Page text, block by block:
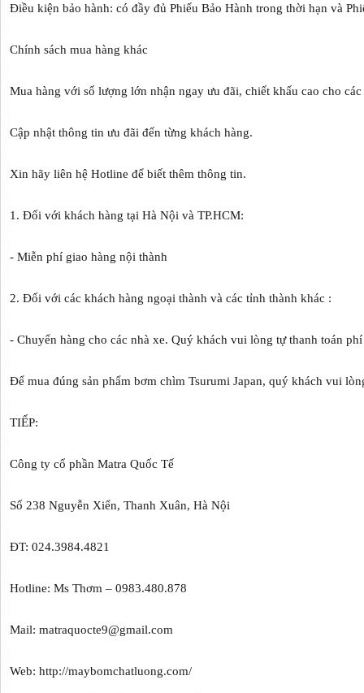
Điều kiện bảo hành: có đầy đủ Phiếu Bảo Hành trong thời hạn và
Chính sách mua hàng khác
Mua hàng với số lượng lớn nhận ngay ưu đãi, chiết khấu cao cho
Cập nhật thông tin ưu đãi đến từng khách hàng.
Xin hãy liên hệ Hotline để biết thêm thông tin.
1. Đối với khách hàng tại Hà Nội và TP.HCM:
- Miễn phí giao hàng nội thành
2. Đối với các khách hàng ngoại thành và các tỉnh thành khác :
- Chuyển hàng cho các nhà xe. Quý khách vui lòng tự thanh toán
Để mua đúng sản phẩm bơm chìm Tsurumi Japan, quý khách vui
TIẾP:
Công ty cổ phần Matra Quốc Tế
Số 238 Nguyễn Xiển, Thanh Xuân, Hà Nội
ĐT: 024.3984.4821
Hotline: Ms Thơm – 0983.480.878
Mail: matraquocte9@gmail.com
Web: http://maybomchatluong.com/